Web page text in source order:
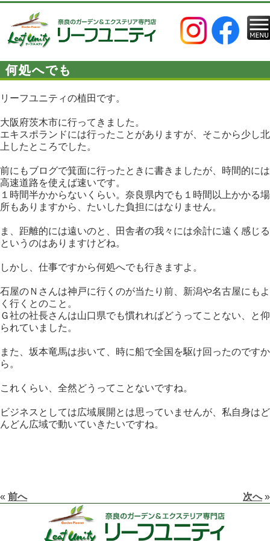
何処へでも
リーフユニティの植田です。
大阪府茨木市に行ってきました。
エキスポランドには行ったことがありますが、そこから少し北
上したところでした。
前にもブログで箕面に行ったときに書きましたが、時間的には
高速道路を使えば速いです。
１時間半かからないくらい。奈良県内でも１時間以上かかる場
所もありますから、たいした負担にはなりません。
ま、距離的には遠いのと、田舎者の我々には余計に遠く感じる
というのはありますけどね。
しかし、仕事ですから何処へでも行きますよ。
石屋のＮさんは神戸に行くのが当たり前、新潟や名古屋にもよ
く行くとのこと。
Ｇ社の社長さんは山口県でも慣れればどうってことない、と仰
られていました。
また、坂本竜馬は歩いて、時に船で全国を駆け回ったのですか
ら。
これくらい、全然どうってことないですね。
ビジネスとしては広域展開とは思っていませんが、私自身はど
んどん広域で動いていきたいですね。
« 前へ 次へ»